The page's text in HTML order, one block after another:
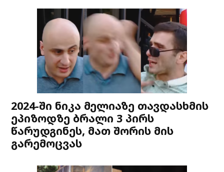
2024-ში ნიკა მელიაზე თავდასხმის
ეპიზოდზე ბრალი 3 პირს
წარუდგინეს, მათ შორის მის
გარემოცვას